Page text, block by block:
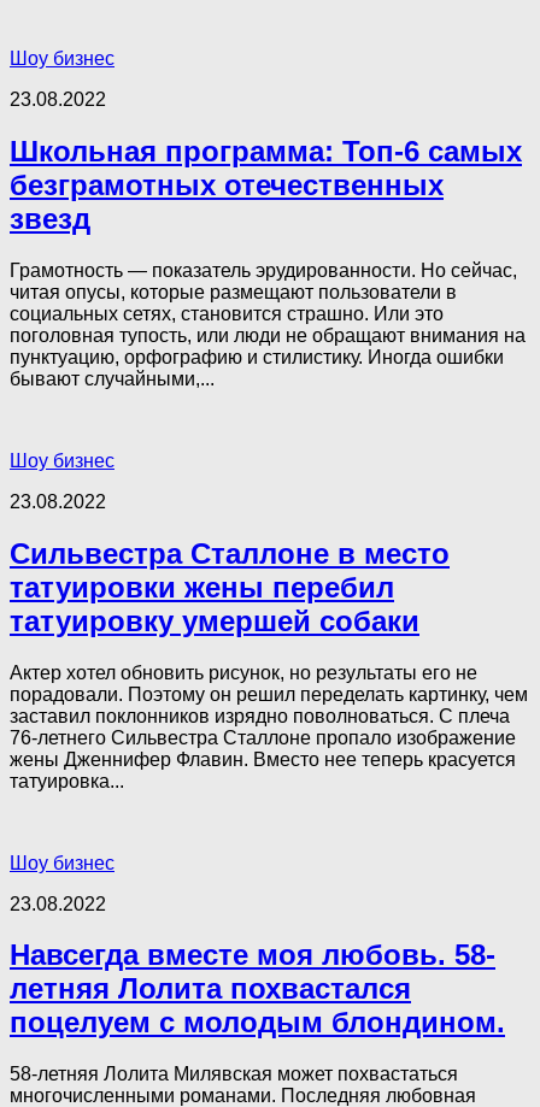
Шоу бизнес
23.08.2022
Школьная программа: Топ-6 самых
безграмотных отечественных
звезд
Грамотность — показатель эрудированности. Но сейчас,
читая опусы, которые размещают пользователи в
социальных сетях, становится страшно. Или это
поголовная тупость, или люди не обращают внимания на
пунктуацию, орфографию и стилистику. Иногда ошибки
бывают случайными,...
Шоу бизнес
23.08.2022
Сильвестра Сталлоне в место
татуировки жены перебил
татуировку умершей собаки
Актер хотел обновить рисунок, но результаты его не
порадовали. Поэтому он решил переделать картинку, чем
заставил поклонников изрядно поволноваться. С плеча
76-летнего Сильвестра Сталлоне пропало изображение
жены Дженнифер Флавин. Вместо нее теперь красуется
татуировка...
Шоу бизнес
23.08.2022
Навсегда вместе моя любовь. 58-
летняя Лолита похвастался
поцелуем с молодым блондином.
58-летняя Лолита Милявская может похвастаться
многочисленными романами. Последняя любовная